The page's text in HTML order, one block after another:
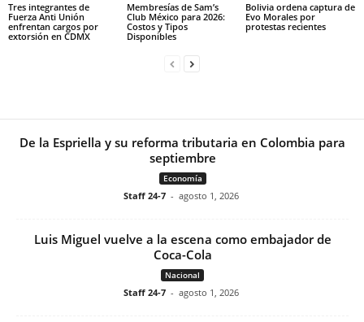
Tres integrantes de
Fuerza Anti Unión
enfrentan cargos por
extorsión en CDMX
Membresías de Sam’s
Club México para 2026:
Costos y Tipos
Disponibles
Bolivia ordena captura de
Evo Morales por
protestas recientes
De la Espriella y su reforma tributaria en Colombia para
septiembre
Economía
Staff 24-7 - agosto 1, 2026
Luis Miguel vuelve a la escena como embajador de
Coca-Cola
Nacional
Staff 24-7 - agosto 1, 2026